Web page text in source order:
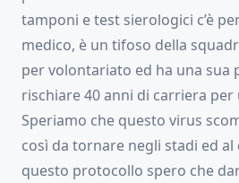
tamponi e test sierologici c’è
medico, è un tifoso della
per volontariato ed ha una sua
rischiare 40 anni di carriera per
Speriamo che questo virus
così da tornare negli stadi ed al
questo protocollo spero che